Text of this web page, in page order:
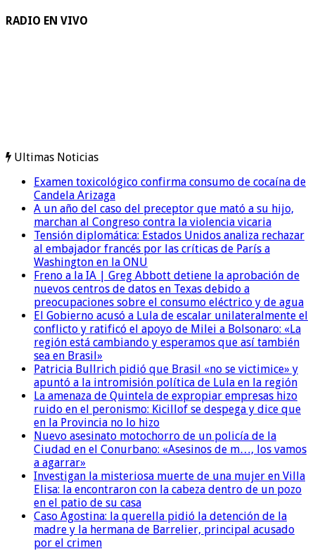
RADIO EN VIVO
Ultimas Noticias
Examen toxicológico confirma consumo de cocaína de
Candela Arizaga
A un año del caso del preceptor que mató a su hijo,
marchan al Congreso contra la violencia vicaria
Tensión diplomática: Estados Unidos analiza rechazar
al embajador francés por las críticas de París a
Washington en la ONU
Freno a la IA | Greg Abbott detiene la aprobación de
nuevos centros de datos en Texas debido a
preocupaciones sobre el consumo eléctrico y de agua
El Gobierno acusó a Lula de escalar unilateralmente el
conflicto y ratificó el apoyo de Milei a Bolsonaro: «La
región está cambiando y esperamos que así también
sea en Brasil»
Patricia Bullrich pidió que Brasil «no se victimice» y
apuntó a la intromisión política de Lula en la región
La amenaza de Quintela de expropiar empresas hizo
ruido en el peronismo: Kicillof se despega y dice que
en la Provincia no lo hizo
Nuevo asesinato motochorro de un policía de la
Ciudad en el Conurbano: «Asesinos de m…, los vamos
a agarrar»
Investigan la misteriosa muerte de una mujer en Villa
Elisa: la encontraron con la cabeza dentro de un pozo
en el patio de su casa
Caso Agostina: la querella pidió la detención de la
madre y la hermana de Barrelier, principal acusado
por el crimen